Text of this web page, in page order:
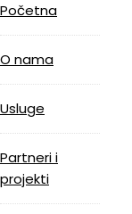
Početna
O nama
Usluge
Partneri i
projekti